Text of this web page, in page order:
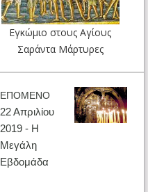
Εγκώμιο στους Αγίους
Σαράντα Μάρτυρες
ΕΠΟΜΕΝΟ
22 Απριλίου
2019 - H
Μεγάλη
Εβδομάδα